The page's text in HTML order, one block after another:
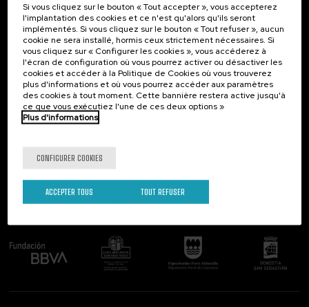
Contact
Palacio Miramar
Paseo de Miraconcha, 48
20007 Donostia / San Sebastián
Gipuzkoa, Spain
Contactez-nous!
Intéressant...
Activités précédentes
Suivez-nous
Si vous cliquez sur le bouton « Tout accepter », vous accepterez
l'implantation des cookies et ce n'est qu'alors qu'ils seront
implémentés. Si vous cliquez sur le bouton « Tout refuser », aucun
cookie ne sera installé, hormis ceux strictement nécessaires. Si
vous cliquez sur « Configurer les cookies », vous accéderez à
l'écran de configuration où vous pourrez activer ou désactiver les
cookies et accéder à la Politique de Cookies où vous trouverez
plus d'informations et où vous pourrez accéder aux paramètres
des cookies à tout moment. Cette bannière restera active jusqu'à
ce que vous exécutiez l'une de ces deux options »
Plus d'informations
CONFIGURER COOKIES
TOUT REFUSER
ACCEPTER TOUS